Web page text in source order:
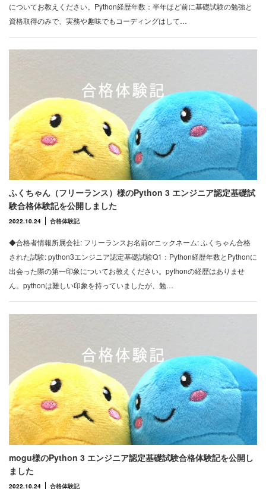
についてお教えください。Python経歴年数：半年ほど前に基礎試験の勉強と
資格取得のみで、実務や趣味でもコーディングはして…
ふくちゃん（フリーランス）様のPython 3 エンジニア認定基礎試
験合格体験記を公開しました
2022.10.24 合格体験記
◆合格者情報所属会社: フリーランスお名前orニックネーム: ふくちゃん合格
された試験: python3エンジニア認定基礎試験Q1：Python経歴年数とPythonに
出会った際の第一印象についてお教えください。pythonの経歴はありませ
ん。pythonは難しい印象を持っていましたが、勉…
mogu様のPython 3 エンジニア認定基礎試験合格体験記を公開し
ました
2022.10.24 合格体験記